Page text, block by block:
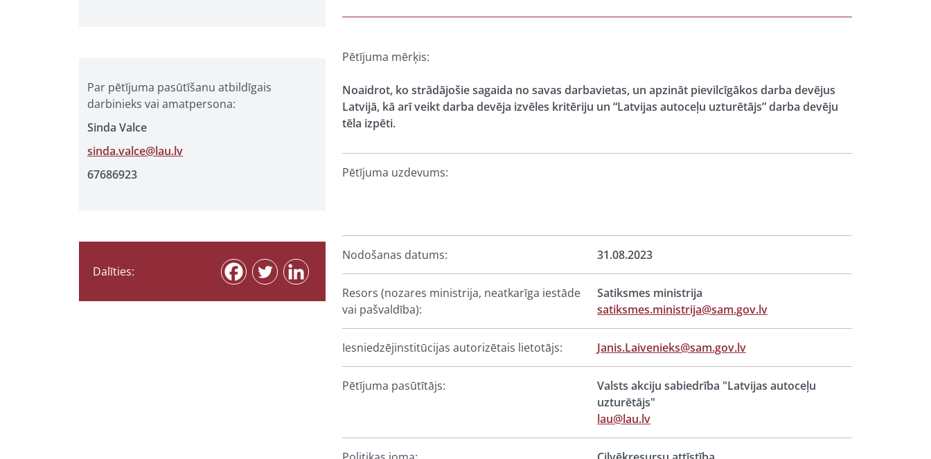
Par pētījuma pasūtīšanu atbildīgais
darbinieks vai amatpersona:
Sinda Valce
sinda.valce@lau.lv
67686923
Dalīties:
Pētījuma mērķis:
Noaidrot, ko strādājošie sagaida no savas darbavietas, un apzināt pievilcīgākos darba devējus
Latvijā, kā arī veikt darba devēja izvēles kritēriju un “Latvijas autoceļu uzturētājs” darba devēju
tēla izpēti.
Pētījuma uzdevums:
Nodošanas datums: 31.08.2023
Resors (nozares ministrija, neatkarīga iestāde
vai pašvaldība):
Satiksmes ministrija
satiksmes.ministrija@sam.gov.lv
Iesniedzējinstitūcijas autorizētais lietotājs: Janis.Laivenieks@sam.gov.lv
Pētījuma pasūtītājs:
Valsts akciju sabiedrība "Latvijas autoceļu
uzturētājs"
lau@lau.lv